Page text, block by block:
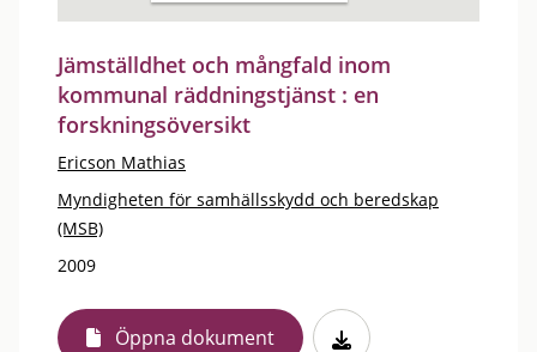
Jämställdhet och mångfald inom
kommunal räddningstjänst : en
forskningsöversikt
Ericson Mathias
Myndigheten för samhällsskydd och beredskap
(MSB)
2009
Öppna dokument